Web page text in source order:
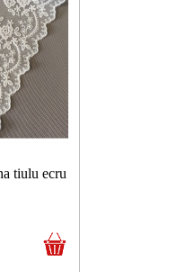
tiulu ecru